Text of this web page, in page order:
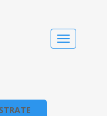
Cambiar
navegación